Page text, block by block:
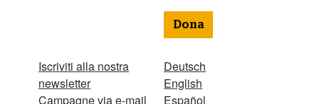
Iscriviti alla nostra
newsletter
Campagne via e-mail
Dona
Deutsch
English
Español